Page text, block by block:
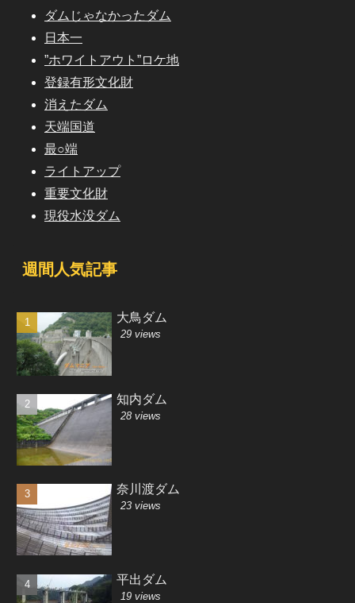
ダムじゃなかったダム
日本一
”ホワイトアウト”ロケ地
登録有形文化財
消えたダム
天端国道
最○端
ライトアップ
重要文化財
現役水没ダム
週間人気記事
大鳥ダム
29 views
知内ダム
28 views
奈川渡ダム
23 views
平出ダム
19 views